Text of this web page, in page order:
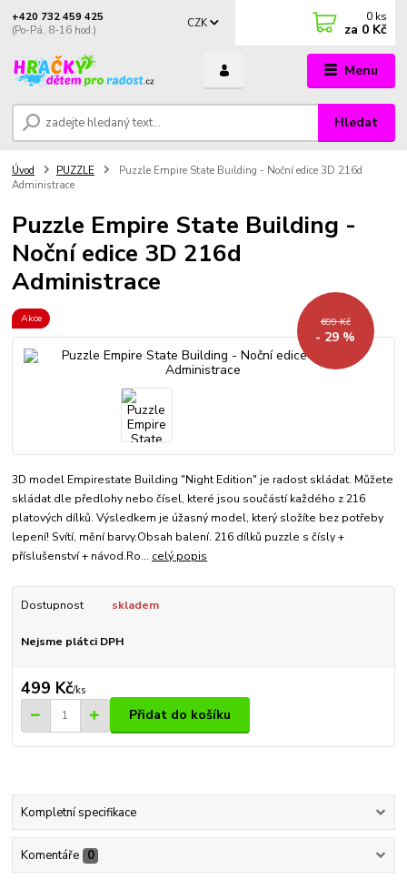
Menu
CZK
Hledat
+420 732 459 425
(Po-Pá, 8-16 hod.)
0 ks
za 0 Kč
Úvod PUZZLE
Puzzle Empire State Building - Noční edice 3D 216d
Administrace
Puzzle Empire State Building -
Noční edice 3D 216d
Administrace
Akce 699 Kč
- 29 %
3D model Empirestate Building "Night Edition" je radost skládat. Můžete
skládat dle předlohy nebo čísel, které jsou součástí každého z 216
platových dílků. Výsledkem je úžasný model, který složíte bez potřeby
lepení! Svítí, mění barvy.Obsah balení. 216 dílků puzzle s čísly +
příslušenství + návod.Ro... celý popis
Dostupnost skladem
Nejsme plátci DPH
499 Kč/ks
Přidat do košíku
Kompletní specifikace
Komentáře 0